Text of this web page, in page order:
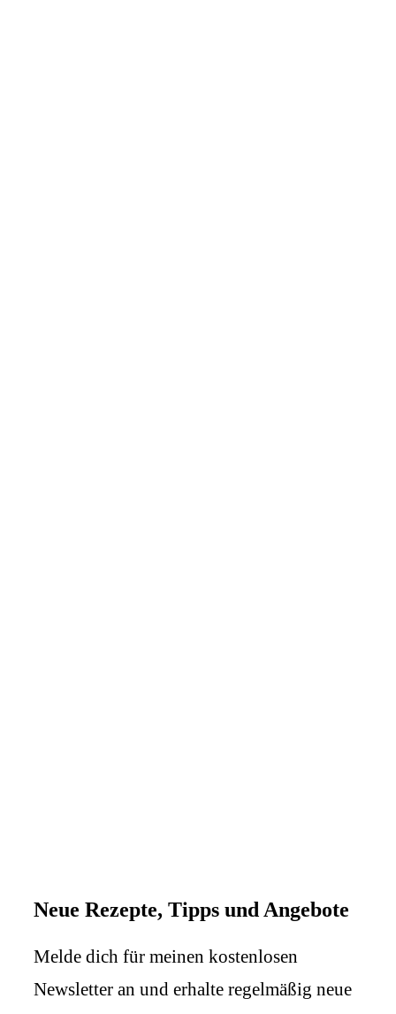
Neue Rezepte, Tipps und Angebote
Melde dich für meinen kostenlosen
Newsletter an und erhalte regelmäßig neue